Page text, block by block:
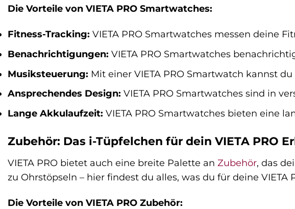
Die Vorteile von VIETA PRO Smartwatches:
Fitness-Tracking: VIETA PRO Smartwatches messen deine
Benachrichtigungen: VIETA PRO Smartwatches
Musiksteuerung: Mit einer VIETA PRO Smartwatch kannst
Ansprechendes Design: VIETA PRO Smartwatches sind in
Lange Akkulaufzeit: VIETA PRO Smartwatches bieten eine
Zubehör: Das i-Tüpfelchen für dein VIETA PRO
VIETA PRO bietet auch eine breite Palette an Zubehör, das
zu Ohrstöpseln – hier findest du alles, was du für deine VIETA
Die Vorteile von VIETA PRO Zubehör: